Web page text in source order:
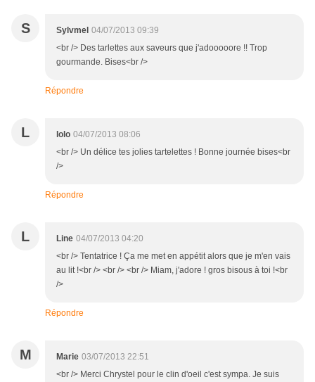
S Sylvmel 04/07/2013 09:39
<br /> Des tarlettes aux saveurs que j'adooooore !! Trop
gourmande. Bises<br />
Répondre
L lolo 04/07/2013 08:06
<br /> Un délice tes jolies tartelettes ! Bonne journée bises<br
/>
Répondre
L Line 04/07/2013 04:20
<br /> Tentatrice ! Ça me met en appétit alors que je m'en vais
au lit !<br /> <br /> <br /> Miam, j'adore ! gros bisous à toi !<br
/>
Répondre
M Marie 03/07/2013 22:51
<br /> Merci Chrystel pour le clin d'oeil c'est sympa. Je suis